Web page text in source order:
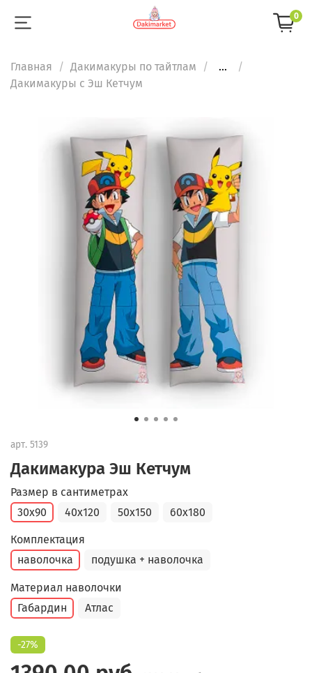
0
Главная Дакимакуры по тайтлам
...
Дакимакуры с Эш Кетчум
арт. 5139
Дакимакура Эш Кетчум
Размер в сантиметрах
30x90
40x120 50x150 60x180
Комплектация
наволочка
подушка + наволочка
Материал наволочки
Габардин
Атлас
-27%